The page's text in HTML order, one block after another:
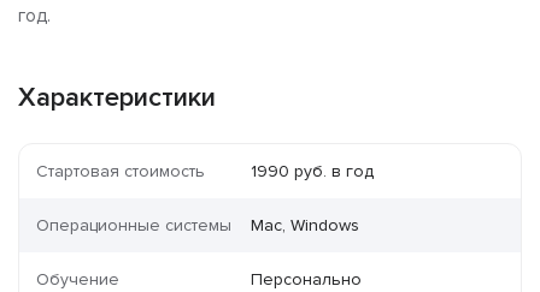
год.
Характеристики
Стартовая стоимость 1990 руб. в год
Операционные системы Mac, Windows
Обучение Персонально